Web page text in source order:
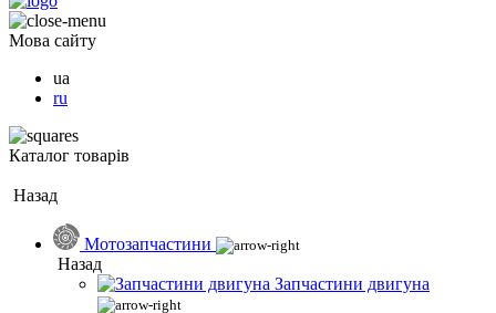
Мова сайту
ua
ru
Каталог товарів
Назад
Мотозапчастини
Назад
Запчастини двигуна